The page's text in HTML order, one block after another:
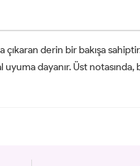
derin bir bakışa
dayanır. Üst